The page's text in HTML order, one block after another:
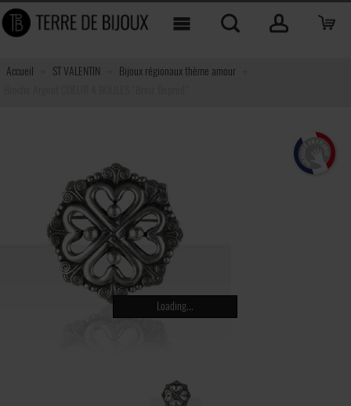
Accueil ST VALENTIN
Bijoux régionaux thème amour
Loading...